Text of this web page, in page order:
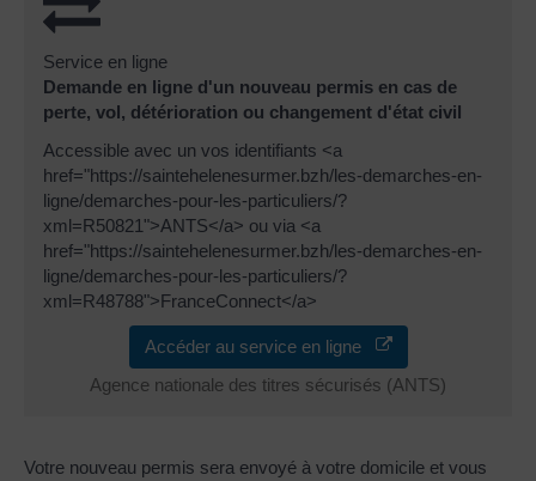
Service en ligne
Demande en ligne d'un nouveau permis en cas de
perte, vol, détérioration ou changement d'état civil
Accessible avec un vos identifiants <a
href="https://saintehelenesurmer.bzh/les-demarches-en-
ligne/demarches-pour-les-particuliers/?
xml=R50821">ANTS</a> ou via <a
href="https://saintehelenesurmer.bzh/les-demarches-en-
ligne/demarches-pour-les-particuliers/?
xml=R48788">FranceConnect</a>
Accéder au service en ligne
Agence nationale des titres sécurisés (ANTS)
Votre nouveau permis sera envoyé à votre domicile et vous